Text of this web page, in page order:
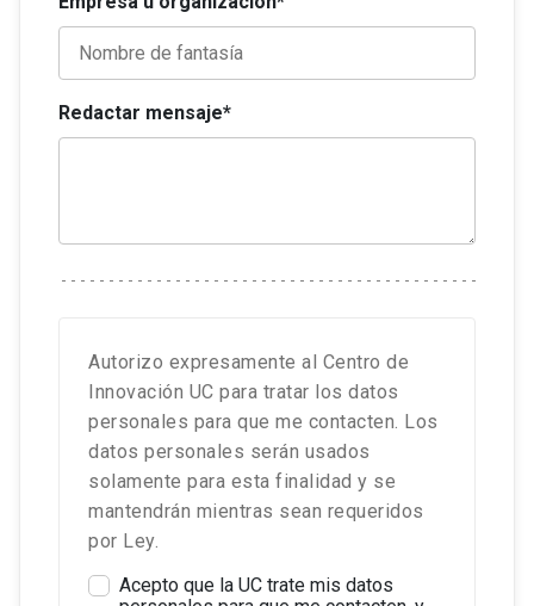
Redactar mensaje*
Autorizo expresamente al Centro de
Innovación UC para tratar los datos
personales para que me contacten. Los
datos personales serán usados
solamente para esta finalidad y se
mantendrán mientras sean requeridos
por Ley.
Acepto que la UC trate mis datos